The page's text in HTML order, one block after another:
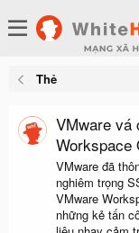
Thẻ
VMware vá
Workspace
VMware đã
nghiêm trọng
VMware
những kẻ tấn